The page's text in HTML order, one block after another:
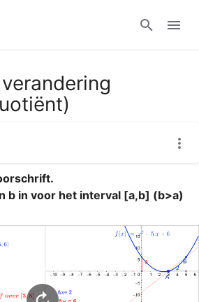
Aanmelden
b in voor het interval [a,b] (b>a)